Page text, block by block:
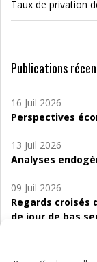
Taux de privation
Publications
16 Juil 2026
Perspectives
13 Juil 2026
Analyses
09 Juil 2026
Regards croisés
de jour de bas
06 Juil 2026